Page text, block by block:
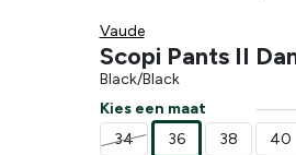
Vaude
Scopi Pants II
Black/Black
Kies een maat
34
36 38 40